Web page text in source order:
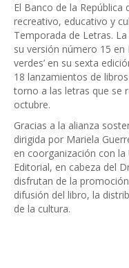
El Banco de la República
recreativo, educativo y
Temporada de Letras.
su versión número 15 en
verdes’ en su sexta
18 lanzamientos de
torno a las letras que se
octubre.
Gracias a la alianza
dirigida por Mariela
en coorganización con
Editorial, en cabeza del
disfrutan de la
difusión del libro, la
de la cultura.